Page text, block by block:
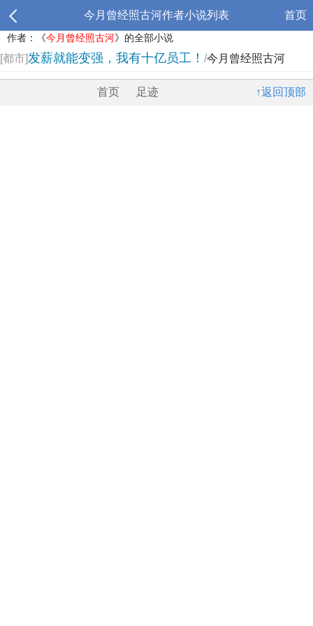
今月曾经照古河作者小说列表 首页
作者：《今月曾经照古河》的全部小说
[都市]发薪就能变强，我有十亿员工！ /今月曾经照古河
↑返回顶部
首页 足迹